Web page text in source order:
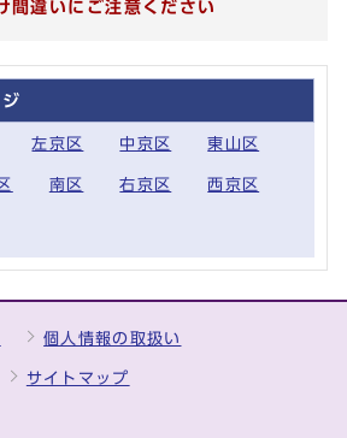
間違いにご注意ください
左京区 中京区 東山区
南区 右京区 西京区
個人情報の取扱い
サイトマップ